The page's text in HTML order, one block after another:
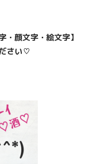
・顔文字・絵文字】
さい♡